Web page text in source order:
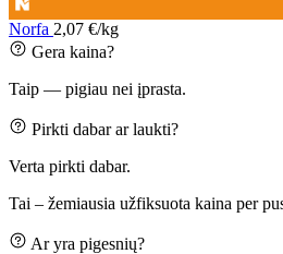
Norfa 2,07 €/kg
Gera kaina?
Taip — pigiau nei įprasta.
Pirkti dabar ar laukti?
Verta pirkti dabar.
Tai – žemiausia užfiksuota kaina per
Ar yra pigesnių?